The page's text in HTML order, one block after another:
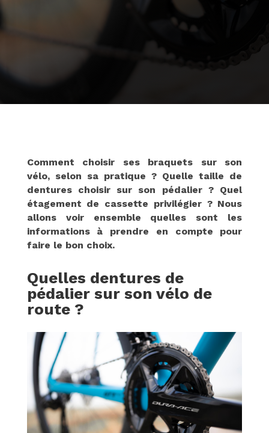
Comment choisir ses braquets sur son
vélo, selon sa pratique ? Quelle taille de
dentures choisir sur son pédalier ? Quel
étagement de cassette privilégier ? Nous
allons voir ensemble quelles sont les
informations à prendre en compte pour
faire le bon choix.
Quelles dentures de
pédalier sur son vélo de
route ?